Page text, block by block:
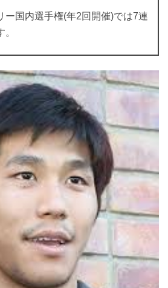
ー国内選手権(年2回開催)では7連